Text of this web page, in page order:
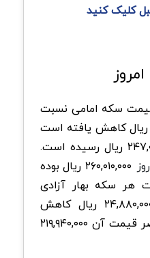
کلیک کنید
۲۰ اسفند ۱۴۰۱، قیمت سکه امامی نسبت
به روز گذشته ۲۵,۷۹۰,۰۰۰ ریال کاهش یافته است
و در حال حاضر به ۲۴۷,۰۱۰,۰۰۰ ریال رسیده است.
۲۶۰,۰۱۰,۰۰۰ ریال بوده
هر سکه بهار آزادی
نسبت به روز گذشته ۲۴,۸۸۰,۰۰۰ ریال کاهش
یافته است و در حال حاضر قیمت آن ۲۱۹,۹۴۰,۰۰۰